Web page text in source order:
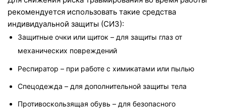
рекомендуется использовать такие средства
индивидуальной защиты (СИЗ):
Защитные очки или щиток – для защиты глаз от
механических повреждений
Респиратор – при работе с химикатами или пылью
Спецодежда – для дополнительной защиты тела
Противоскользящая обувь – для безопасного